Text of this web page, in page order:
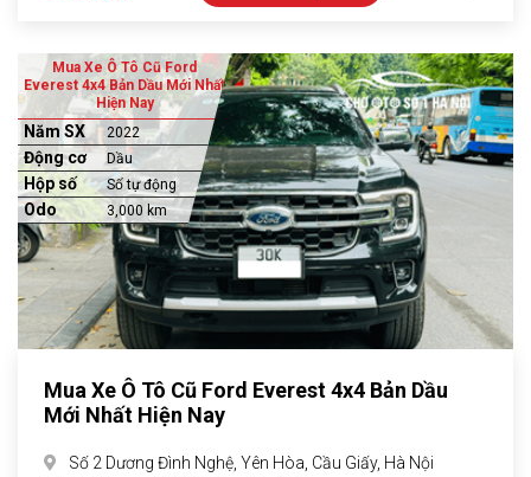
Mua Xe Ô Tô Cũ Ford
Everest 4x4 Bản Dầu Mới Nhất
Hiện Nay
Năm SX 2022
Động cơ Dầu
Hộp số Số tự động
Odo 3,000 km
Mua Xe Ô Tô Cũ Ford Everest 4x4 Bản Dầu
Mới Nhất Hiện Nay
Số 2 Dương Đình Nghệ, Yên Hòa, Cầu Giấy, Hà Nội